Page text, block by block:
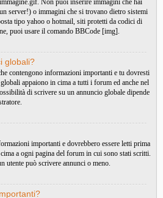
Non puoi inserire immagini che hai
server!) o immagini che si trovano dietro sistemi
tipo yahoo o hotmail, siti protetti da codici di
puoi usare il comando BBCode [img].
globali?
contengono informazioni importanti e tu dovresti
appaiono in cima a tutti i forum ed anche nel
di scrivere su un annuncio globale dipende
importanti e dovrebbero essere letti prima
a ogni pagina del forum in cui sono stati scritti.
utente può scrivere annunci o meno.